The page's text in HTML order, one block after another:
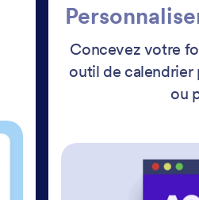
Concevez votre
outil de calendrier
ou